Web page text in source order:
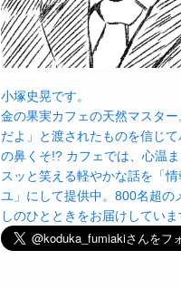
小塚史晃です。
金の果実カフェの天然マスタ
だよ」と渡されたものを信じ
の鼻くそ!? カフェでは、心温
スッと笑える軽やかな話を「
ユ」にして提供中。800名超の
しのひとときをお届けしていま